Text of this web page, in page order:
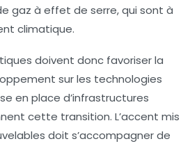
gaz à effet de serre, qui sont à
climatique.
doivent donc favoriser la
sur les technologies
en place d’infrastructures
cette transition. L’accent mis
doit s’accompagner de